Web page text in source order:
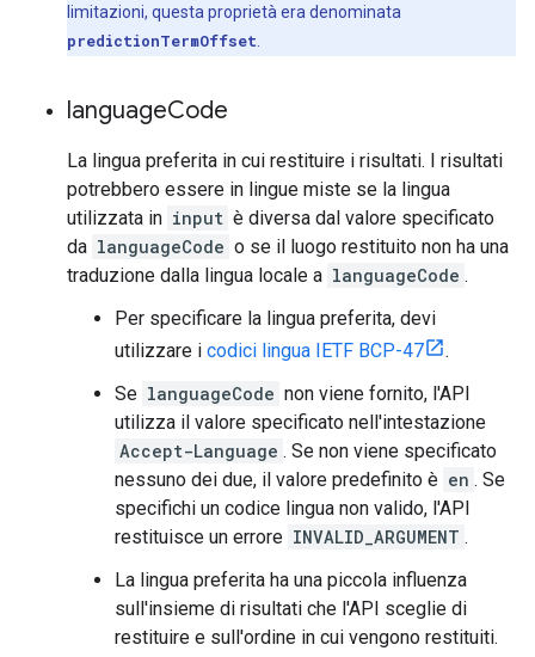
limitazioni, questa proprietà era denominata
predictionTermOffset
languageCode
La lingua preferita in cui restituire i risultati. I risultati
potrebbero essere in lingue miste se la lingua
utilizzata in input è diversa dal valore specificato
da languageCode o se il luogo restituito non ha una
traduzione dalla lingua locale a languageCode .
Per specificare la lingua preferita, devi
utilizzare i codici lingua IETF BCP-47
.
Se languageCode non viene fornito, l'API
utilizza il valore specificato nell'intestazione
Accept-Language . Se non viene specificato
nessuno dei due, il valore predefinito è en . Se
specifichi un codice lingua non valido, l'API
restituisce un errore INVALID_ARGUMENT .
La lingua preferita ha una piccola influenza
sull'insieme di risultati che l'API sceglie di
restituire e sull'ordine in cui vengono restituiti.